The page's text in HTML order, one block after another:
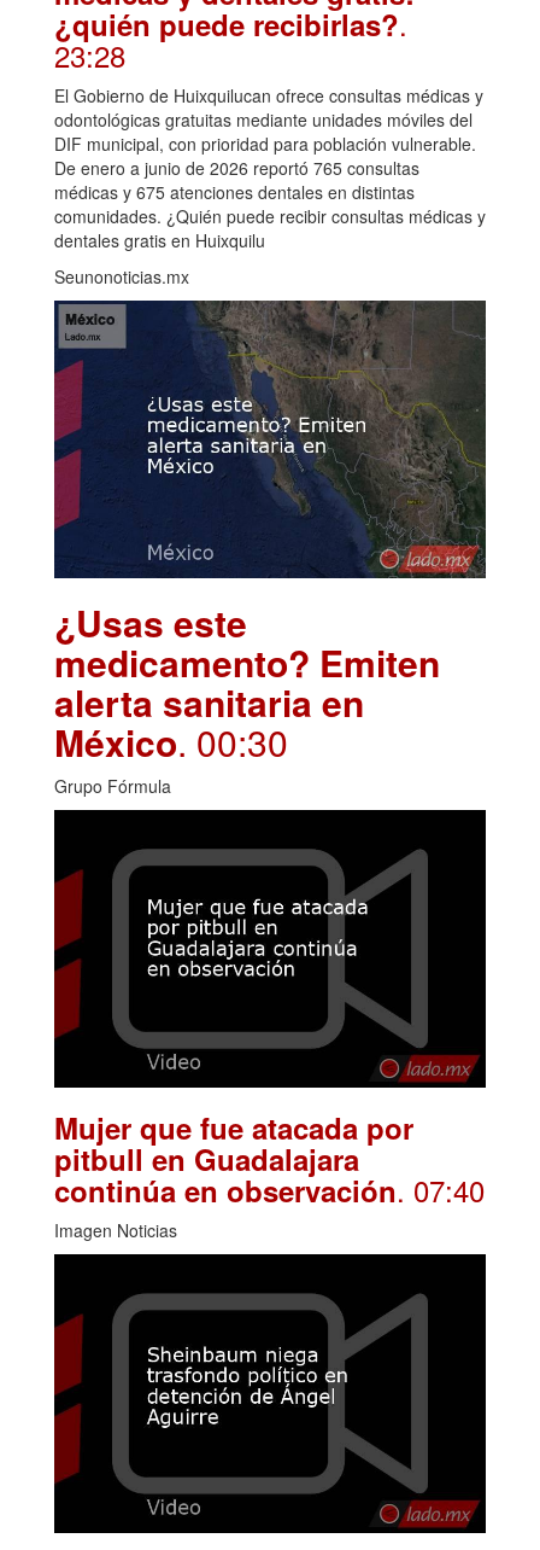
¿quién puede recibirlas?.
23:28
El Gobierno de Huixquilucan ofrece consultas médicas y
odontológicas gratuitas mediante unidades móviles del
DIF municipal, con prioridad para población vulnerable.
De enero a junio de 2026 reportó 765 consultas
médicas y 675 atenciones dentales en distintas
comunidades. ¿Quién puede recibir consultas médicas y
dentales gratis en Huixquilu
Seunonoticias.mx
¿Usas este
medicamento? Emiten
alerta sanitaria en
México. 00:30
Grupo Fórmula
Mujer que fue atacada por
pitbull en Guadalajara
continúa en observación. 07:40
Imagen Noticias